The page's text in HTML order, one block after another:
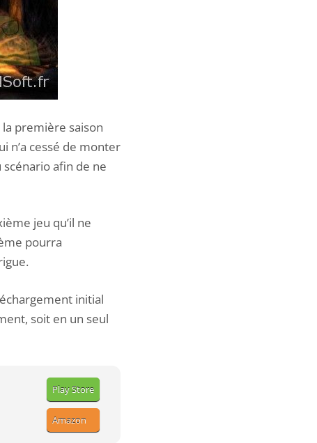
première saison
n’a cessé de monter
afin de ne
jeu qu’il ne
pourra
initial
soit en un seul
Play Store
Amazon